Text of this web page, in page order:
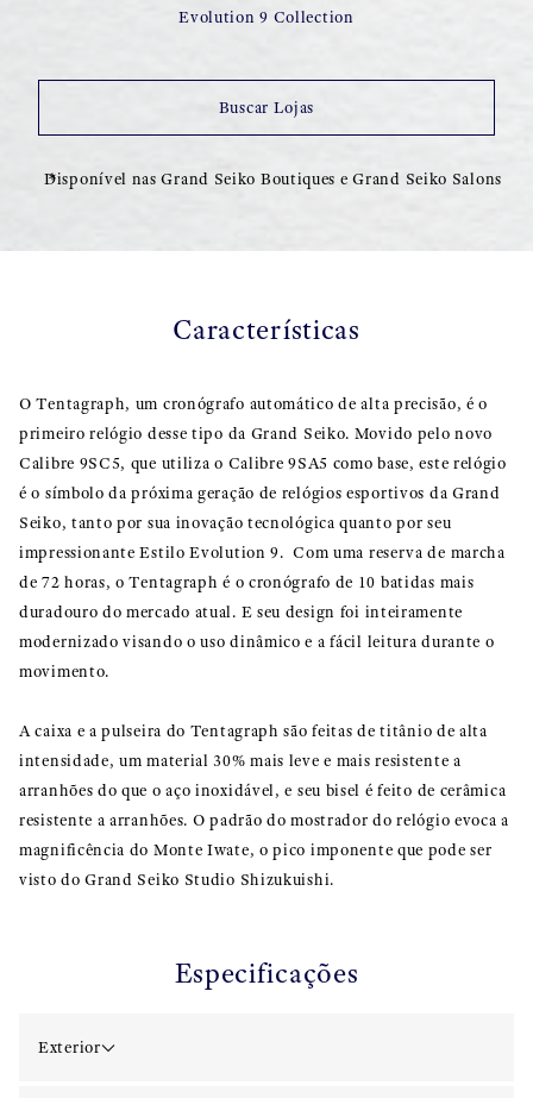
Evolution 9 Collection
Buscar Lojas
Disponível nas Grand Seiko Boutiques e Grand Seiko Salons
Características
O Tentagraph, um cronógrafo automático de alta precisão, é o
primeiro relógio desse tipo da Grand Seiko. Movido pelo novo
Calibre 9SC5, que utiliza o Calibre 9SA5 como base, este relógio
é o símbolo da próxima geração de relógios esportivos da Grand
Seiko, tanto por sua inovação tecnológica quanto por seu
impressionante Estilo Evolution 9. Com uma reserva de marcha
de 72 horas, o Tentagraph é o cronógrafo de 10 batidas mais
duradouro do mercado atual. E seu design foi inteiramente
modernizado visando o uso dinâmico e a fácil leitura durante o
movimento.
A caixa e a pulseira do Tentagraph são feitas de titânio de alta
intensidade, um material 30% mais leve e mais resistente a
arranhões do que o aço inoxidável, e seu bisel é feito de cerâmica
resistente a arranhões. O padrão do mostrador do relógio evoca a
magnificência do Monte Iwate, o pico imponente que pode ser
visto do Grand Seiko Studio Shizukuishi.
Especificações
Exterior